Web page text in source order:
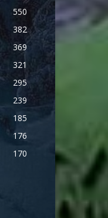
550
382
369
321
295
239
185
176
170